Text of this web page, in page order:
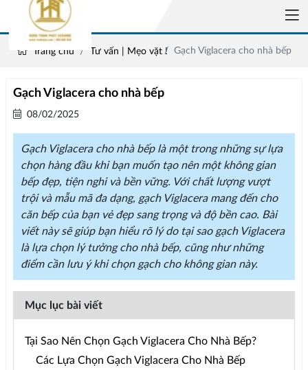
Trang chủ Tư vấn | Mẹo vặt ! Gạch Viglacera cho nhà bếp
Gạch Viglacera cho nhà bếp
08/02/2025
Gạch Viglacera cho nhà bếp là một trong những sự lựa
chọn hàng đầu khi bạn muốn tạo nên một không gian
bếp đẹp, tiện nghi và bền vững. Với chất lượng vượt
trội và mẫu mã đa dạng, gạch Viglacera mang đến cho
căn bếp của bạn vẻ đẹp sang trọng và độ bền cao. Bài
viết này sẽ giúp bạn hiểu rõ lý do tại sao gạch Viglacera
là lựa chọn lý tưởng cho nhà bếp, cũng như những
điểm cần lưu ý khi chọn gạch cho không gian này.
Mục lục bài viết
Tại Sao Nên Chọn Gạch Viglacera Cho Nhà Bếp?
Các Lựa Chọn Gạch Viglacera Cho Nhà Bếp